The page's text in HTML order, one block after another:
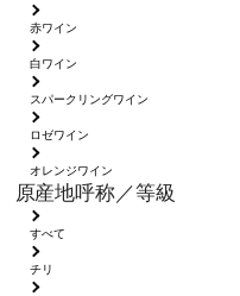
赤ワイン
白ワイン
スパークリングワイン
ロゼワイン
オレンジワイン
原産地呼称／等級
すべて
チリ